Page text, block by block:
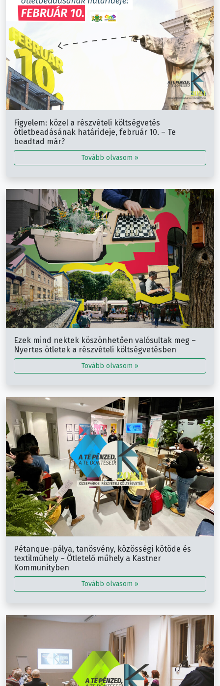
Figyelem: közel a részvételi költségvetés
ötletbeadásának határideje, február 10. – Te
beadtad már?
Tovább olvasom »
Ezek mind nektek köszönhetően valósultak meg –
Nyertes ötletek a részvételi költségvetésben
Tovább olvasom »
Pétanque-pálya, tanösvény, közösségi kötöde és
textilműhely – Ötletelő műhely a Kastner
Kommunityben
Tovább olvasom »